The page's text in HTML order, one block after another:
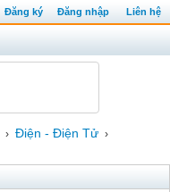
Đăng ký Đăng nhập Liên hệ
› Điện - Điện Tử ›